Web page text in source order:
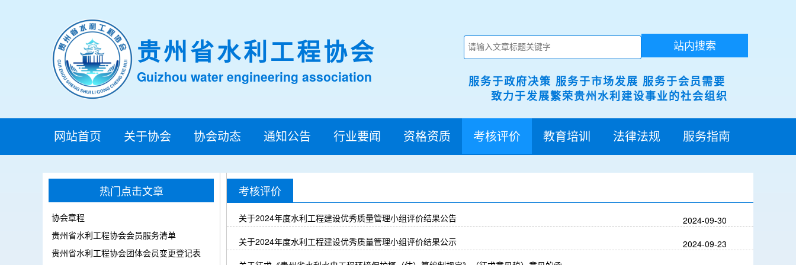
贵州省水利工程协会
Guizhou water engineering association
站内搜索
服务于政府决策 服务于市场发展 服务于会员需要
致力于发展繁荣贵州水利建设事业的社会组织
网站首页 关于协会 协会动态 通知公告 行业要闻 资格资质 考核评价 教育培训 法律法规 服务指南
热门点击文章
协会章程
贵州省水利工程协会会员服务清单
贵州省水利工程协会团体会员变更登记表
考核评价
关于2024年度水利工程建设优秀质量管理小组评价结果公告
2024-09-30
关于2024年度水利工程建设优秀质量管理小组评价结果公示
2024-09-23